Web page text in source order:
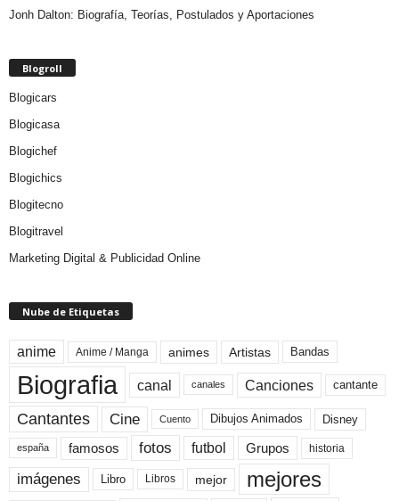
Jonh Dalton: Biografía, Teorías, Postulados y Aportaciones
Blogroll
Blogicars
Blogicasa
Blogichef
Blogichics
Blogitecno
Blogitravel
Marketing Digital & Publicidad Online
Nube de Etiquetas
anime Anime / Manga animes Artistas Bandas
Biografia canal canales Canciones cantante
Cantantes Cine Cuento Dibujos Animados Disney
españa famosos fotos futbol Grupos historia
imágenes Libro Libros mejor mejores